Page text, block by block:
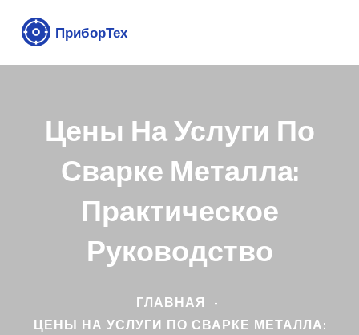
Цены На Услуги По
Сварке Металла:
Практическое
Руководство
ГЛАВНАЯ
ЦЕНЫ НА УСЛУГИ ПО СВАРКЕ МЕТАЛЛА: